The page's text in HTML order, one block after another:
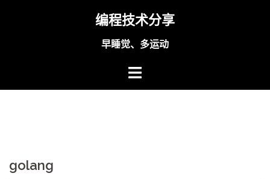
编程技术分享
早睡觉、多运动
golang